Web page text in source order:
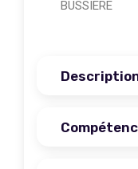
BUSSIERE